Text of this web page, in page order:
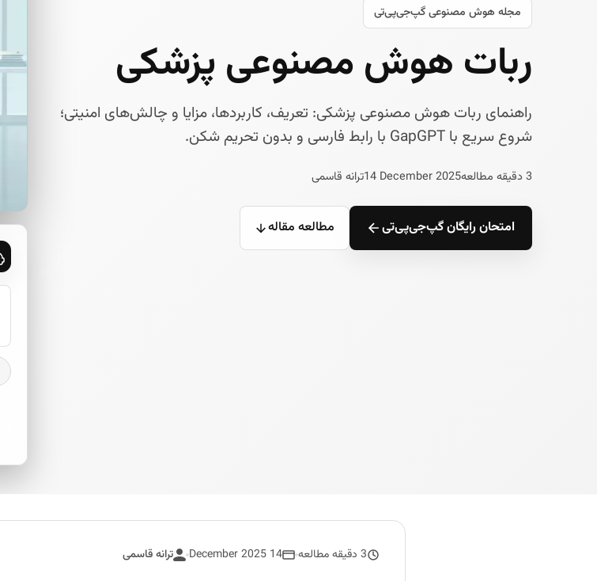
مجله هوش مصنوعی گپ‌جی‌پی‌تی
ربات هوش مصنوعی پزشکی
راهنمای ربات هوش مصنوعی پزشکی: تعریف، کاربردها، مزایا و چالش‌های امنیتی؛
شروع سریع با GapGPT با رابط فارسی و بدون تحریم شکن.
3 دقیقه مطالعه 14 December 2025ترانه قاسمی
امتحان رایگان گپ‌جی‌پی‌تی مطالعه مقاله
3 دقیقه مطالعه 14 December 2025 ترانه قاسمی